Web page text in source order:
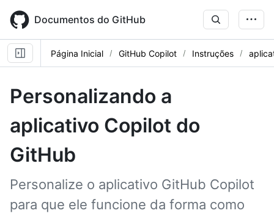
main
content
Documentos do GitHub
Página Inicial GitHub Copilot Instruções
Personalizando a
aplicativo Copilot do
GitHub
Personalize o aplicativo GitHub Copilot
para que ele funcione da forma como